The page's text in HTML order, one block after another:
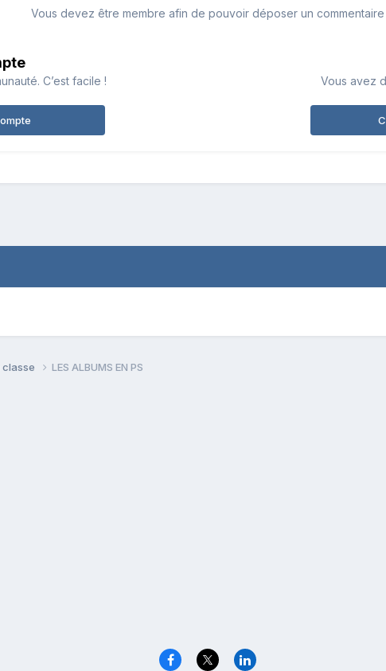
Vous devez être membre afin de pouvoir déposer un commentaire
C’est facile ! Vous avez
classe LES ALBUMS EN PS